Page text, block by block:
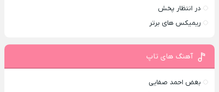
در انتظار پخش
ریمیکس های برتر
آهنگ های تاپ
بغض احمد صفایی